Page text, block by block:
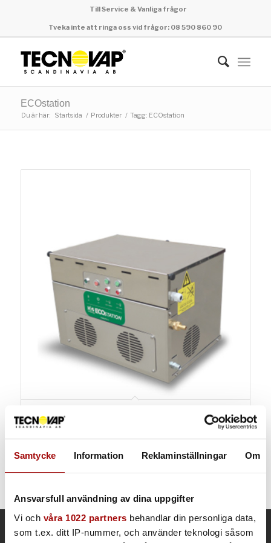
Samtycke Information Reklaminställningar Om
Ansvarsfull användning av dina uppgifter
Vi och våra 1022 partners behandlar din personliga data,
som t.ex. ditt IP-nummer, och använder teknologi såsom
Till Service & Vanliga frågor
Tveka inte att ringa oss vid frågor: 08 590 860 90
ECOstation
Du är här: Startsida / Produkter / Tagg: ECOstation